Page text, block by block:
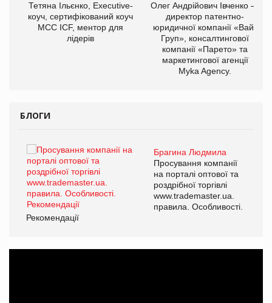
Тетяна Ільєнко, Executive-
коуч, сертифікований коуч
МСС ICF, ментор для
лідерів
Олег Андрійович Івченко —
директор патентно-
юридичної компанії «Вайз
Груп», консалтингової
компанії «Парето» та
маркетингової агенції
Myka Agency.
БЛОГИ
Брагина Людмила
Просування компанії
на порталі оптової та
роздрібної торгівлі
www.trademaster.ua.
правила. Особливості.
Рекомендації